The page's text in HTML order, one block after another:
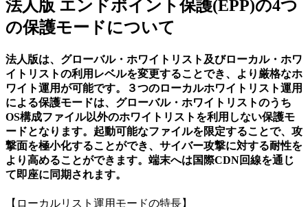
法人版 エンドポイント保護(EPP)の4つ
の保護モードについて
法人版は、グローバル・ホワイトリスト及びローカル・ホワ
イトリストの利用レベルを変更することでき、より厳格なホ
ワイト運用が可能です。３つのローカルホワイトリスト運用
による保護モードは、グローバル・ホワイトリストのうち
OS構成ファイル以外のホワイトリストを利用しない保護モ
ードとなります。起動可能なファイルを限定することで、攻
撃面を極小化することができ、サイバー攻撃に対する耐性を
より高めることができます。端末へは国際CDN回線を通じ
て即座に同期されます。
【ローカルリスト運用モードの特長】